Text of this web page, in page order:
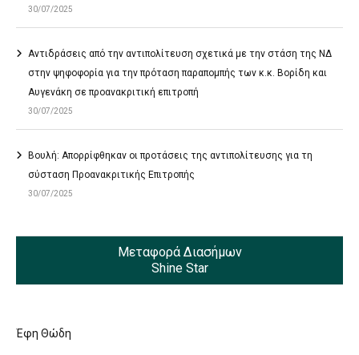
30/07/2025
Αντιδράσεις από την αντιπολίτευση σχετικά με την στάση της ΝΔ
στην ψηφοφορία για την πρόταση παραπομπής των κ.κ. Βορίδη και
Αυγενάκη σε προανακριτική επιτροπή
30/07/2025
Βουλή: Απορρίφθηκαν οι προτάσεις της αντιπολίτευσης για τη
σύσταση Προανακριτικής Επιτροπής
30/07/2025
Μεταφορά Διασήμων
Shine Star
Έφη Θώδη